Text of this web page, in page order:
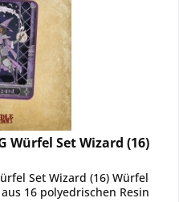
Würfel Set Wizard (16)
Set Wizard (16) Würfel
16 polyedrischen Resin